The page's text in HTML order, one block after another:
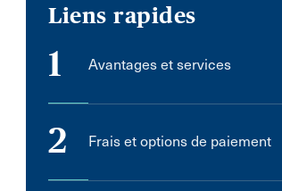
Liens rapides
1 Avantages et services
2 Frais et options de paiement